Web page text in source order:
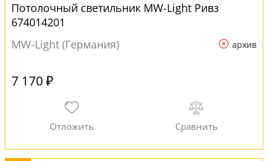
Потолочный светильник MW-Light Ривз
674014201
MW-Light (Германия)
архив
7 170 ₽